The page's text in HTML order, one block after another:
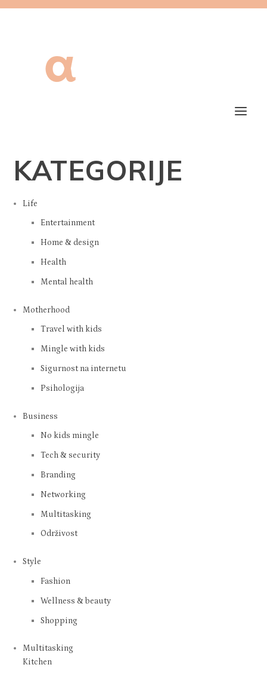
KATEGORIJE
Life
Entertainment
Home & design
Health
Mental health
Motherhood
Travel with kids
Mingle with kids
Sigurnost na internetu
Psihologija
Business
No kids mingle
Tech & security
Branding
Networking
Multitasking
Održivost
Style
Fashion
Wellness & beauty
Shopping
Multitasking
Kitchen